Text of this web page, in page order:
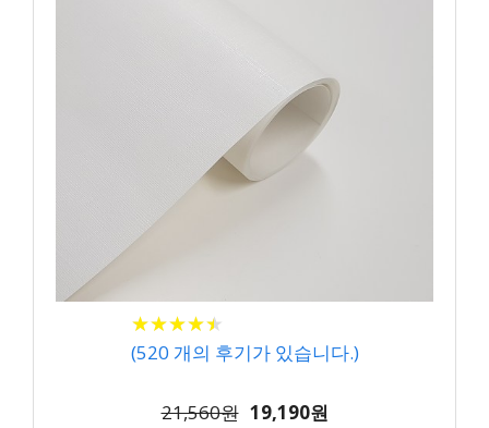
★★★★★
★★★★★
(520 개의 후기가 있습니다.)
21,560원 19,190원